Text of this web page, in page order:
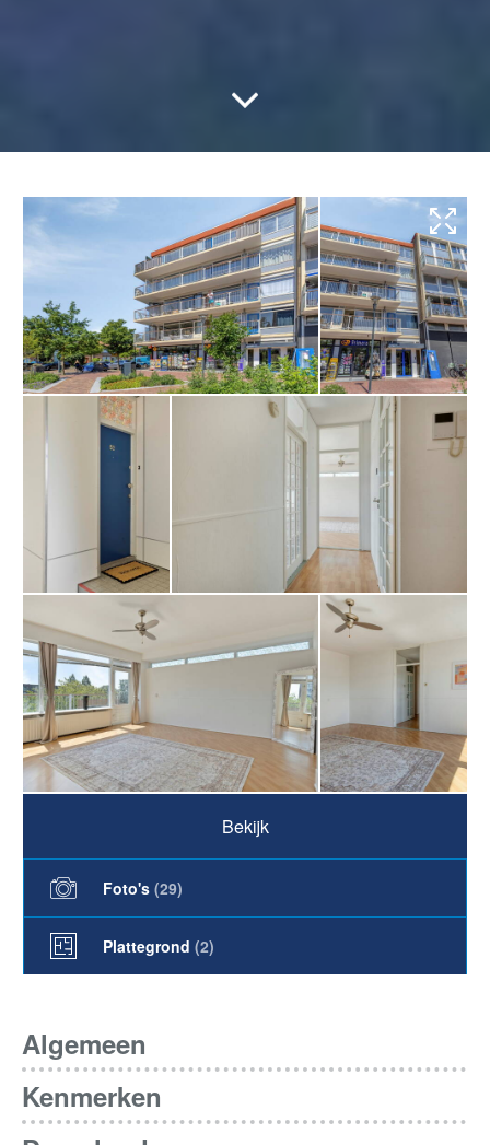
Bekijk
Foto's (29)
Plattegrond (2)
Algemeen
Kenmerken